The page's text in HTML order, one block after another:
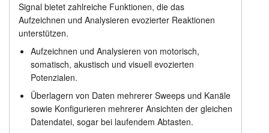
Preisliste
Downloads
Anleitung
Kundendienst
Händler
Stimuluserzeugung
Preisliste
Signal bietet zahlreiche Funktionen, die das
Aufzeichnen und Analysieren evozierter Reaktionen
unterstützen.
Aufzeichnen und Analysieren von motorisch,
somatisch, akustisch und visuell evozierten
Potenzialen.
Überlagern von Daten mehrerer Sweeps und Kanäle
sowie Konfigurieren mehrerer Ansichten der gleichen
Datendatei, sogar bei laufendem Abtasten.